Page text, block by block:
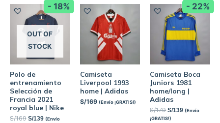
- 18%
OUT OF
STOCK
Polo de
entrenamiento
Selección de
Francia 2021
royal blue | Nike
S/169 S/139 (Envío
Camiseta
Liverpool 1993
home | Adidas
S/169 (Envío ¡GRATIS!)
- 22%
Camiseta Boca
Juniors 1981
home/long |
Adidas
S/179 S/139 (Envío
¡GRATIS!)